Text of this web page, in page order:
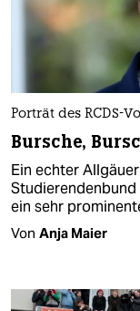
Porträt des RCDS-
Bursche,
Ein echter
Studierendenbund
ein sehr
Von Anja Maier